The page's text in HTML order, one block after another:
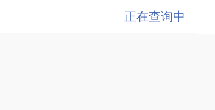
正在查询中